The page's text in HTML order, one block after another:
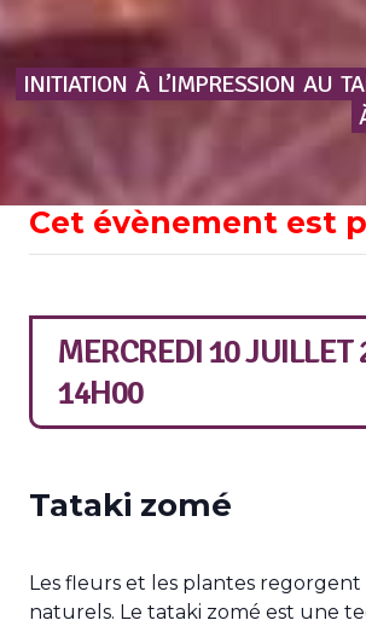
INITIATION À L’IMPRESSION AU
Cet évènement est
MERCREDI 10 JUILLET
14H00
Tataki zomé
Les fleurs et les plantes
naturels. Le tataki zomé est une